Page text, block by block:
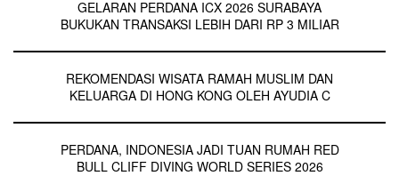
GELARAN PERDANA ICX 2026 SURABAYA
BUKUKAN TRANSAKSI LEBIH DARI RP 3 MILIAR
REKOMENDASI WISATA RAMAH MUSLIM DAN
KELUARGA DI HONG KONG OLEH AYUDIA C
PERDANA, INDONESIA JADI TUAN RUMAH RED
BULL CLIFF DIVING WORLD SERIES 2026